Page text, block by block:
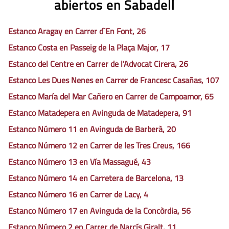
abiertos en Sabadell
Estanco Aragay en Carrer d`En Font, 26
Estanco Costa en Passeig de la Plaça Major, 17
Estanco del Centre en Carrer de l'Advocat Cirera, 26
Estanco Les Dues Nenes en Carrer de Francesc Casañas, 107
Estanco María del Mar Cañero en Carrer de Campoamor, 65
Estanco Matadepera en Avinguda de Matadepera, 91
Estanco Número 11 en Avinguda de Barberà, 20
Estanco Número 12 en Carrer de les Tres Creus, 166
Estanco Número 13 en Vía Massagué, 43
Estanco Número 14 en Carretera de Barcelona, 13
Estanco Número 16 en Carrer de Lacy, 4
Estanco Número 17 en Avinguda de la Concòrdia, 56